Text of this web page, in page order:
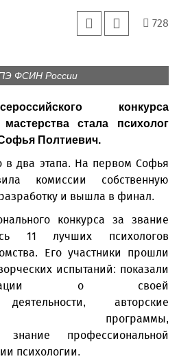
728
ФСИН России
конкурса
стала психолог
Полтиевич.
в два этапа. На первом Софья
комиссии собственную
и вышла в финал.
конкурса за звание
11 лучших психологов
Его участники прошли
испытаний: показали
о своей
деятельности, авторские
программы,
знание профессиональной
психологии.